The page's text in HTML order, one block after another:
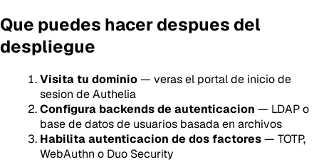
Que puedes hacer despues del
despliegue
Visita tu dominio— veras el portal de inicio de
sesion de Authelia
Configura backends de autenticacion — LDAP o
base de datos de usuarios basada en archivos
Habilita autenticacion de dos factores— TOTP,
WebAuthn o Duo Security